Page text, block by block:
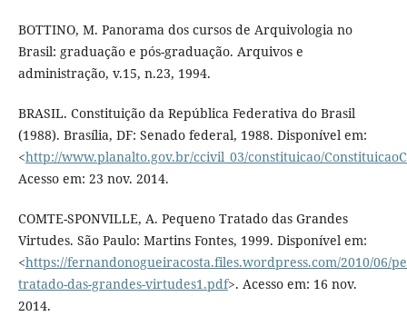
BOTTINO, M. Panorama dos cursos de Arquivologia no
Brasil: graduação e pós-graduação. Arquivos e
administração, v.15, n.23, 1994.
BRASIL. Constituição da República Federativa do Brasil
(1988). Brasília, DF: Senado federal, 1988. Disponível em:
<http://www.planalto.gov.br/ccivil_03/constituicao/
Acesso em: 23 nov. 2014.
COMTE-SPONVILLE, A. Pequeno Tratado das Grandes
Virtudes. São Paulo: Martins Fontes, 1999. Disponível em:
<https://fernandonogueiracosta.files.wordpress.com/2010/06/
tratado-das-grandes-virtudes1.pdf>. Acesso em: 16 nov.
2014.